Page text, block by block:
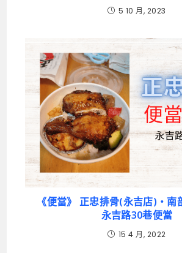
5 10 月, 2023
《便當》 正忠排骨(永吉店)‧南
永吉路30巷便當
15 4 月, 2022